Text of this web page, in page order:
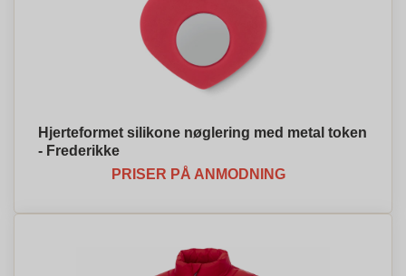
Hjerteformet silikone nøglering med metal token
- Frederikke
PRISER PÅ ANMODNING